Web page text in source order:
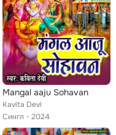
Mangal aaju Sohavan
Kavita Devi
Сингл
2024